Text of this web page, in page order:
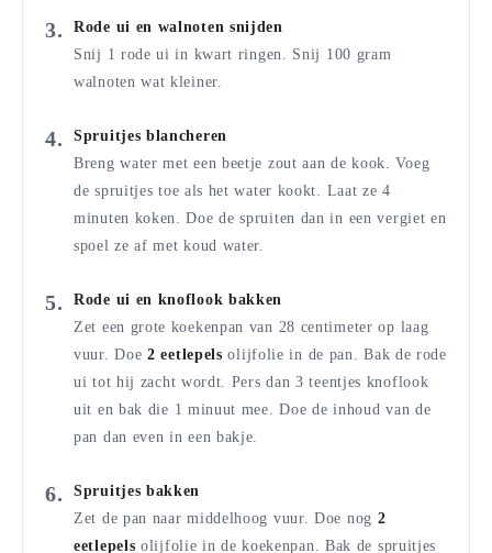
Rode ui en walnoten snijden
Snij 1 rode ui in kwart ringen. Snij 100 gram
walnoten wat kleiner.
Spruitjes blancheren
Breng water met een beetje zout aan de kook. Voeg
de spruitjes toe als het water kookt. Laat ze 4
minuten koken. Doe de spruiten dan in een vergiet en
spoel ze af met koud water.
Rode ui en knoflook bakken
Zet een grote koekenpan van 28 centimeter op laag
vuur. Doe 2 eetlepels olijfolie in de pan. Bak de rode
ui tot hij zacht wordt. Pers dan 3 teentjes knoflook
uit en bak die 1 minuut mee. Doe de inhoud van de
pan dan even in een bakje.
Spruitjes bakken
Zet de pan naar middelhoog vuur. Doe nog 2
eetlepels olijfolie in de koekenpan. Bak de spruitjes